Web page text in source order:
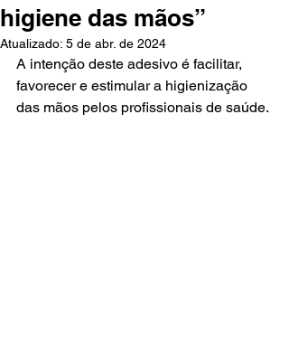
higiene das mãos”
Atualizado: 5 de abr. de 2024
A intenção deste adesivo é facilitar,
favorecer e estimular a higienização
das mãos pelos profissionais de saúde.